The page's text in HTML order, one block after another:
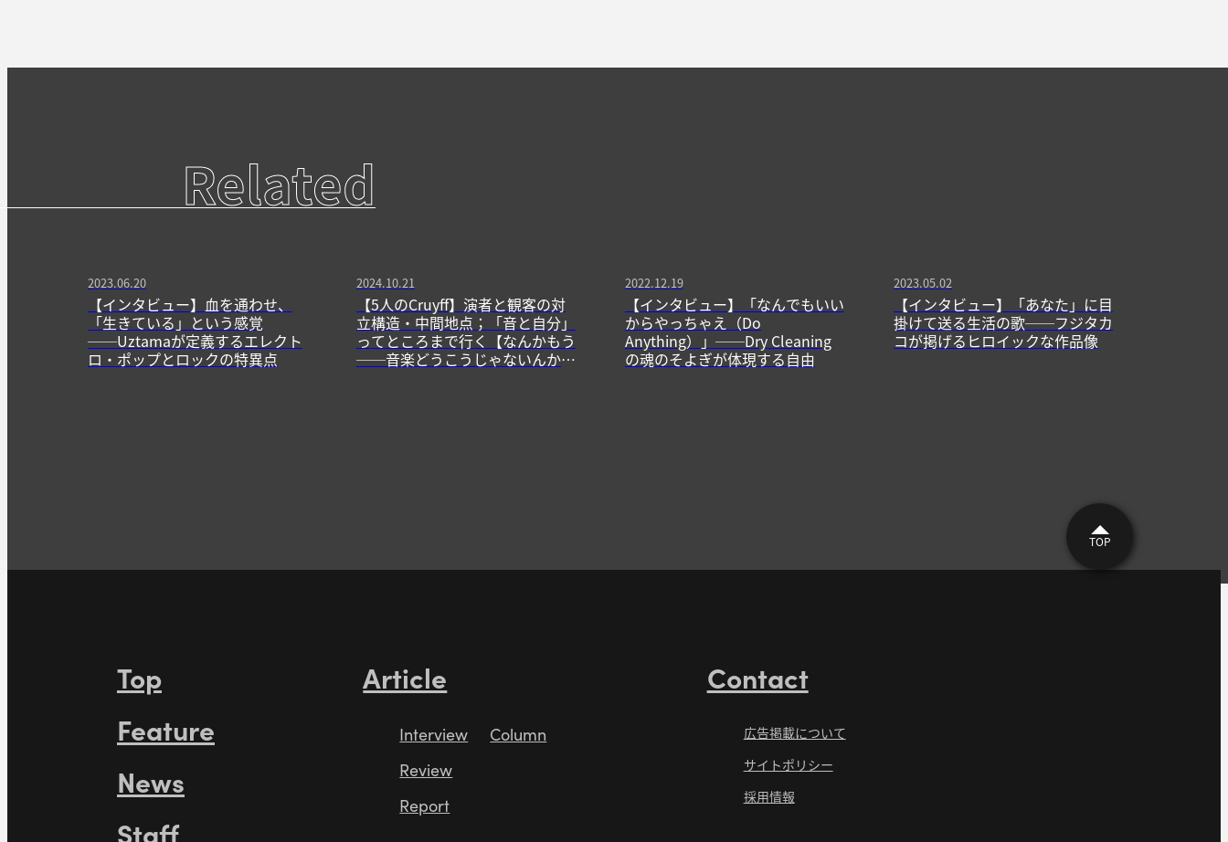
Related
2023.06.20
【インタビュー】血を通わせ、
「生きている」という感覚
──Uztamaが定義するエレクト
ロ・ポップとロックの特異点
2024.10.21
【5人のCruyff】演者と観客の対
立構造・中間地点；「音と自分」
ってところまで行く【なんかもう
──音楽どうこうじゃないんかも
2022.12.19
【インタビュー】「なんでもいい
からやっちゃえ（Do
Anything）」──Dry Cleaning
の魂のそよぎが体現する自由
2023.05.02
【インタビュー】「あなた」に目
掛けて送る生活の歌──フジタカ
コが掲げるヒロイックな作品像
TOP
Top
Feature
News
Staff
Article
Interview
Review
Report
Column
Contact
広告掲載について
サイトポリシー
採用情報